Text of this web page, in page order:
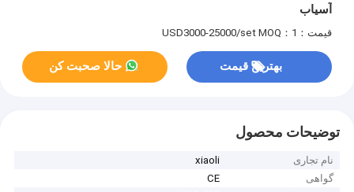
آسیاب
قیمت：USD3000-25000/set MOQ：1
بهترین قیمت حالا صحبت کن
توضیحات محصول
نام تجاری
xiaoli
گواهی
CE